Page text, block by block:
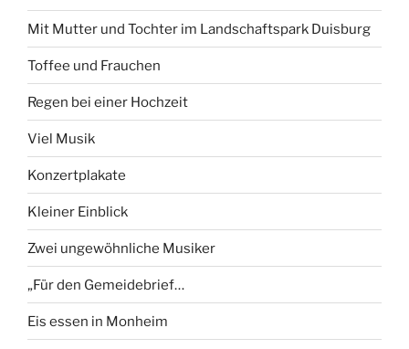
Mit Mutter und Tochter im Landschaftspark Duisburg
Toffee und Frauchen
Regen bei einer Hochzeit
Viel Musik
Konzertplakate
Kleiner Einblick
Zwei ungewöhnliche Musiker
„Für den Gemeidebrief…
Eis essen in Monheim